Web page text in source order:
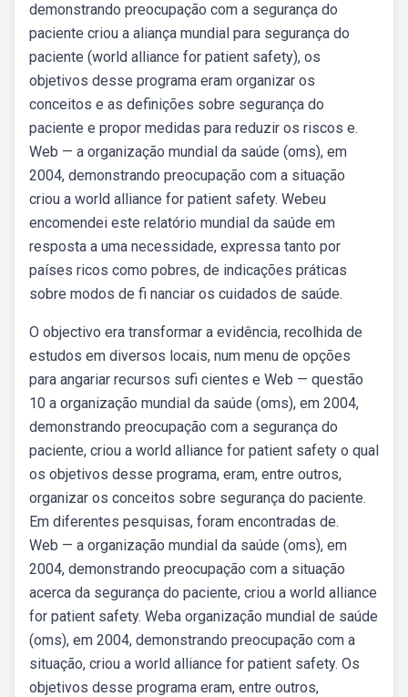
demonstrando preocupação com a segurança do
paciente criou a aliança mundial para segurança do
paciente (world alliance for patient safety), os
objetivos desse programa eram organizar os
conceitos e as definições sobre segurança do
paciente e propor medidas para reduzir os riscos e.
Web — a organização mundial da saúde (oms), em
2004, demonstrando preocupação com a situação
criou a world alliance for patient safety. Webeu
encomendei este relatório mundial da saúde em
resposta a uma necessidade, expressa tanto por
países ricos como pobres, de indicações práticas
sobre modos de fi nanciar os cuidados de saúde.
O objectivo era transformar a evidência, recolhida de
estudos em diversos locais, num menu de opções
para angariar recursos sufi cientes e Web — questão
10 a organização mundial da saúde (oms), em 2004,
demonstrando preocupação com a segurança do
paciente, criou a world alliance for patient safety o qual
os objetivos desse programa, eram, entre outros,
organizar os conceitos sobre segurança do paciente.
Em diferentes pesquisas, foram encontradas de.
Web — a organização mundial da saúde (oms), em
2004, demonstrando preocupação com a situação
acerca da segurança do paciente, criou a world alliance
for patient safety. Weba organização mundial de saúde
(oms), em 2004, demonstrando preocupação com a
situação, criou a world alliance for patient safety. Os
objetivos desse programa eram, entre outros,